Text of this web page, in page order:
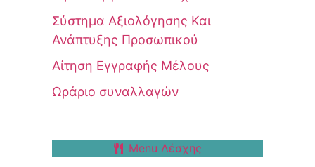
Σύστημα Αξιολόγησης Και
Ανάπτυξης Προσωπικού
Αίτηση Εγγραφής Μέλους
Ωράριο συναλλαγών
Menu Λέσχης